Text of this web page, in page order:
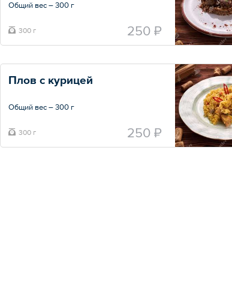
Общий вес – 300 г
300 г 250 ₽
Плов с курицей
Общий вес – 300 г
300 г 250 ₽